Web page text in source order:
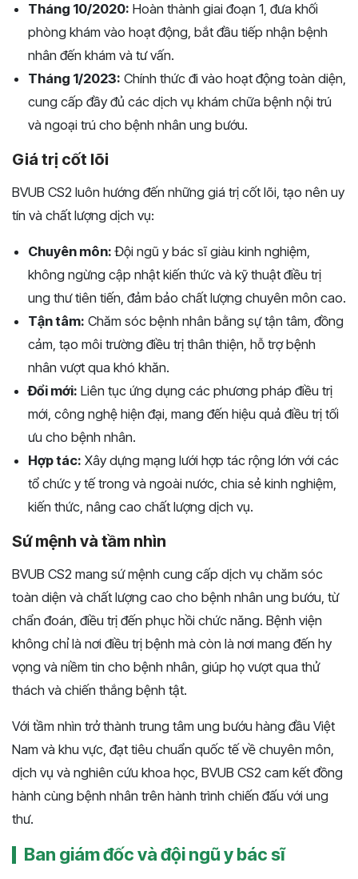
Tháng 10/2020: Hoàn thành giai đoạn 1, đưa khối
phòng khám vào hoạt động, bắt đầu tiếp nhận bệnh
nhân đến khám và tư vấn.
Tháng 1/2023: Chính thức đi vào hoạt động toàn diện,
cung cấp đầy đủ các dịch vụ khám chữa bệnh nội trú
và ngoại trú cho bệnh nhân ung bướu.
Giá trị cốt lõi
BVUB CS2 luôn hướng đến những giá trị cốt lõi, tạo nên uy
tín và chất lượng dịch vụ:
Chuyên môn: Đội ngũ y bác sĩ giàu kinh nghiệm,
không ngừng cập nhật kiến thức và kỹ thuật điều trị
ung thư tiên tiến, đảm bảo chất lượng chuyên môn cao.
Tận tâm: Chăm sóc bệnh nhân bằng sự tận tâm, đồng
cảm, tạo môi trường điều trị thân thiện, hỗ trợ bệnh
nhân vượt qua khó khăn.
Đổi mới: Liên tục ứng dụng các phương pháp điều trị
mới, công nghệ hiện đại, mang đến hiệu quả điều trị tối
ưu cho bệnh nhân.
Hợp tác: Xây dựng mạng lưới hợp tác rộng lớn với các
tổ chức y tế trong và ngoài nước, chia sẻ kinh nghiệm,
kiến thức, nâng cao chất lượng dịch vụ.
Sứ mệnh và tầm nhìn
BVUB CS2 mang sứ mệnh cung cấp dịch vụ chăm sóc
toàn diện và chất lượng cao cho bệnh nhân ung bướu, từ
chẩn đoán, điều trị đến phục hồi chức năng. Bệnh viện
không chỉ là nơi điều trị bệnh mà còn là nơi mang đến hy
vọng và niềm tin cho bệnh nhân, giúp họ vượt qua thử
thách và chiến thắng bệnh tật.
Với tầm nhìn trở thành trung tâm ung bướu hàng đầu Việt
Nam và khu vực, đạt tiêu chuẩn quốc tế về chuyên môn,
dịch vụ và nghiên cứu khoa học, BVUB CS2 cam kết đồng
hành cùng bệnh nhân trên hành trình chiến đấu với ung
thư.
Ban giám đốc và đội ngũ y bác sĩ